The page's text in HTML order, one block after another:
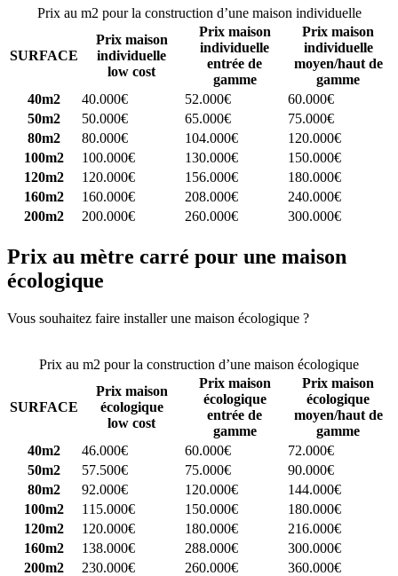
Prix au m2 pour la construction d’une maison individuelle
SURFACE
Prix maison
individuelle
low cost
Prix maison
individuelle
entrée de
gamme
Prix maison
individuelle
moyen/haut de
gamme
40m2
40.000€ 52.000€
60.000€
50m2
50.000€ 65.000€
75.000€
80m2
80.000€ 104.000€
120.000€
100m2
100.000€ 130.000€
150.000€
120m2
120.000€ 156.000€
180.000€
160m2
160.000€ 208.000€
240.000€
200m2
200.000€ 260.000€ 300.000€
Prix au mètre carré pour une maison
écologique
Vous souhaitez faire installer une maison écologique ?
Prix au m2 pour la construction d’une maison écologique
SURFACE
Prix maison
écologique
low cost
Prix maison
écologique
entrée de
gamme
Prix maison
écologique
moyen/haut de
gamme
40m2
46.000€ 60.000€
72.000€
50m2
57.500€ 75.000€
90.000€
80m2
92.000€ 120.000€
144.000€
100m2
115.000€ 150.000€
180.000€
120m2
120.000€ 180.000€
216.000€
160m2
138.000€ 288.000€
300.000€
200m2
230.000€ 260.000€ 360.000€